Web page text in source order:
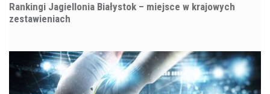
Rankingi Jagiellonia Białystok – miejsce w krajowych
zestawieniach